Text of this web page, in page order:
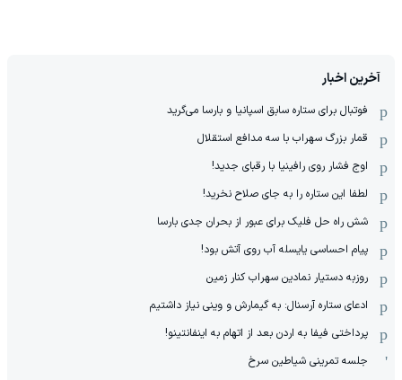
آخرین اخبار
فوتبال برای ستاره سابق اسپانیا و بارسا می‌گرید
قمار بزرگ سهراب با سه مدافع استقلال
اوج فشار روی رافینیا با رقبای جدید!
لطفا این ستاره را به جای صلاح نخرید!
شش راه حل فلیک برای عبور از بحران جدی بارسا
پیام احساسی یایسله آب روی آتش بود!
روزبه دستیار نمادین سهراب کنار زمین
ادعای ستاره آرسنال: به گیمارش و وینی نیاز داشتیم
پرداختی فیفا به اردن بعد از اتهام به اینفانتینو!
جلسه تمرینی شیاطین سرخ